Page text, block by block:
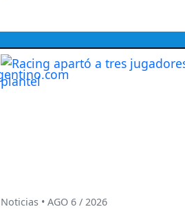
Noticias • AGO 6 / 2026